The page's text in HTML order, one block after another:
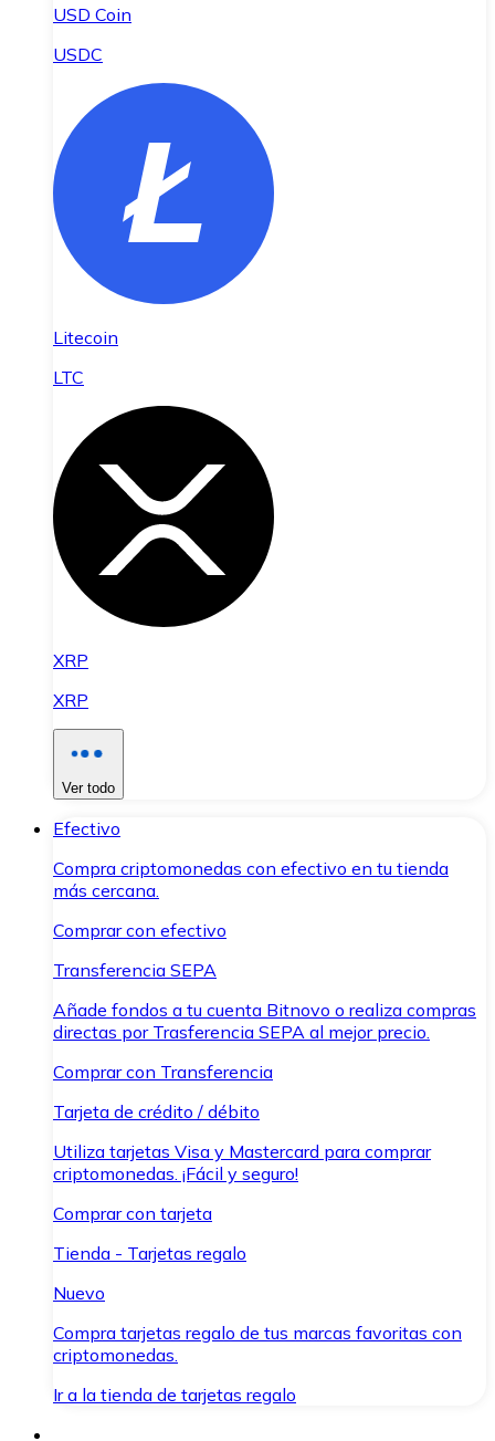
USD Coin
USDC
Litecoin
LTC
XRP
XRP
Ver todo
Efectivo
Compra criptomonedas con efectivo en tu tienda
más cercana.
Comprar con efectivo
Transferencia SEPA
Añade fondos a tu cuenta Bitnovo o realiza compras
directas por Trasferencia SEPA al mejor precio.
Comprar con Transferencia
Tarjeta de crédito / débito
Utiliza tarjetas Visa y Mastercard para comprar
criptomonedas. ¡Fácil y seguro!
Comprar con tarjeta
Tienda - Tarjetas regalo
Nuevo
Compra tarjetas regalo de tus marcas favoritas con
criptomonedas.
Ir a la tienda de tarjetas regalo